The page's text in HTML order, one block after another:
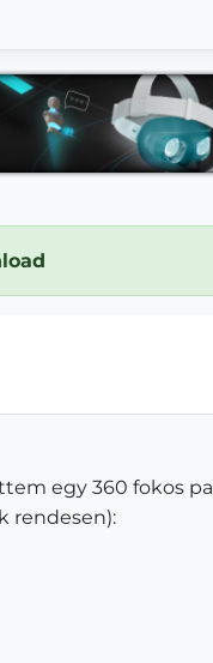
egy 360 fokos
rendesen):